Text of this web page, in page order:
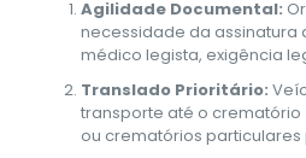
Agilidade Documental:
necessidade da assinatura
médico legista, exigência
Translado Prioritário:
transporte até o crematório
ou crematórios